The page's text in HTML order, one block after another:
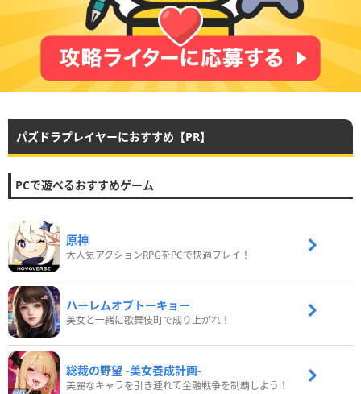
パズドラプレイヤーにおすすめ【PR】
PCで遊べるおすすめゲーム
原神
大人気アクションRPGをPCで快適プレイ！
ハーレムオブトーキョー
美女と一緒に歌舞伎町で成り上がれ！
総裁の野望 -美女養成計画-
美麗なキャラを引き連れて金融戦争を制覇しよう！